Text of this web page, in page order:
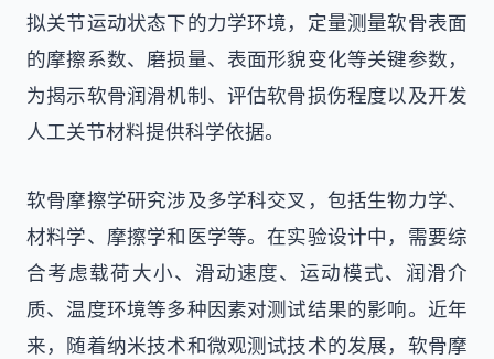
拟关节运动状态下的力学环境，定量测量软骨表面
的摩擦系数、磨损量、表面形貌变化等关键参数，
为揭示软骨润滑机制、评估软骨损伤程度以及开发
人工关节材料提供科学依据。
软骨摩擦学研究涉及多学科交叉，包括生物力学、
材料学、摩擦学和医学等。在实验设计中，需要综
合考虑载荷大小、滑动速度、运动模式、润滑介
质、温度环境等多种因素对测试结果的影响。近年
来，随着纳米技术和微观测试技术的发展，软骨摩